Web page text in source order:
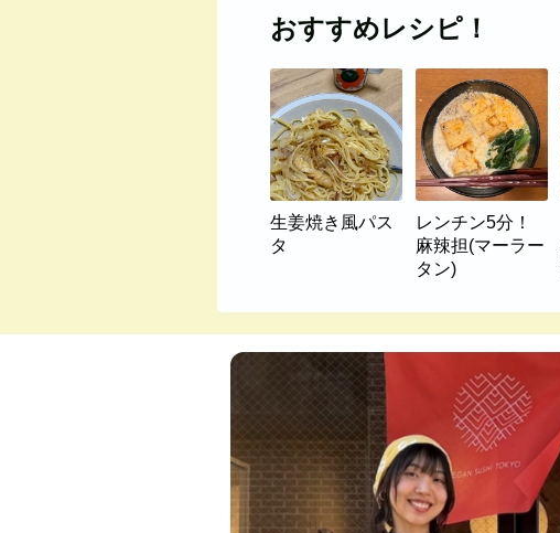
おすすめレシピ！
生姜焼き風パス
タ
レンチン5分！
麻辣担(マーラー
タン)